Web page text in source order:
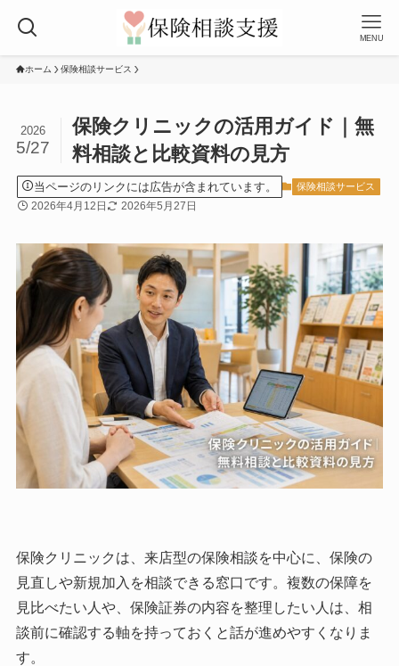
MENU
ホーム 保険相談サービス
保険クリニックの活用ガイド｜無
料相談と比較資料の見方
2026
5/27
当ページのリンクには広告が含まれています。 保険相談サービス
2026年4月12日 2026年5月27日
保険クリニックは、来店型の保険相談を中心に、保険の
見直しや新規加入を相談できる窓口です。複数の保障を
見比べたい人や、保険証券の内容を整理したい人は、相
談前に確認する軸を持っておくと話が進めやすくなりま
す。